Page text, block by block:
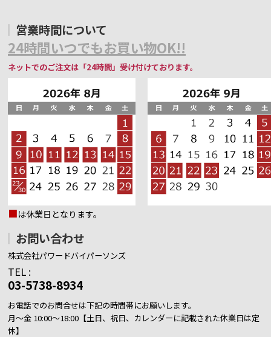
営業時間について
24時間いつでもお買い物OK!!
ネットでのご注文は「24時間」受け付けております。
■は休業日となります。
お問い合わせ
株式会社パワードバイパーソンズ
TEL :
03-5738-8934
お電話でのお問合せは下記の時間帯にお願いします。
月～金 10:00～18:00【土日、祝日、カレンダーに記載された休業日は定
休】